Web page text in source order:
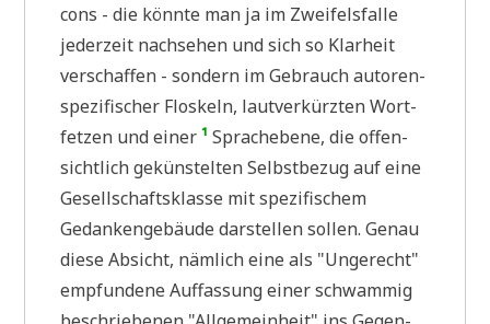
cons - die könn­te man ja im Zwei­fels­fal­le
jeder­zeit nach­se­hen und sich so Klar­heit
ver­schaf­fen - son­dern im Gebrauch autoren­
spe­zi­fi­scher Flos­keln, laut­ver­kürz­ten Wort­
fet­zen und einer¹ Sprach­ebe­ne, die offen­
sicht­lich gekün­stel­ten Selbst­be­zug auf eine
Gesell­schafts­klas­se mit spe­zi­fi­schem
Gedan­ken­ge­bäu­de dar­stel­len sol­len. Genau
die­se Absicht, näm­lich eine als "Unge­recht"
emp­fun­de­ne Auf­fas­sung einer schwam­mig